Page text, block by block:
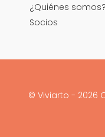
¿Quiénes somos?
Socios
© Viviarto - 2026